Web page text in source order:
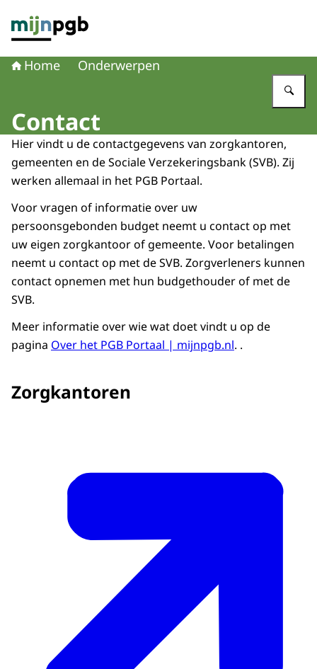
Home Onderwerpen
Contact
Hier vindt u de contactgegevens van zorgkantoren,
gemeenten en de Sociale Verzekeringsbank (SVB). Zij
werken allemaal in het PGB Portaal.
Voor vragen of informatie over uw
persoonsgebonden budget neemt u contact op met
uw eigen zorgkantoor of gemeente. Voor betalingen
neemt u contact op met de SVB. Zorgverleners kunnen
contact opnemen met hun budgethouder of met de
SVB.
Meer informatie over wie wat doet vindt u op de
pagina Over het PGB Portaal | mijnpgb.nl. .
Zorgkantoren